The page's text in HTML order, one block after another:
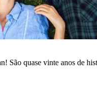
quase vinte anos de